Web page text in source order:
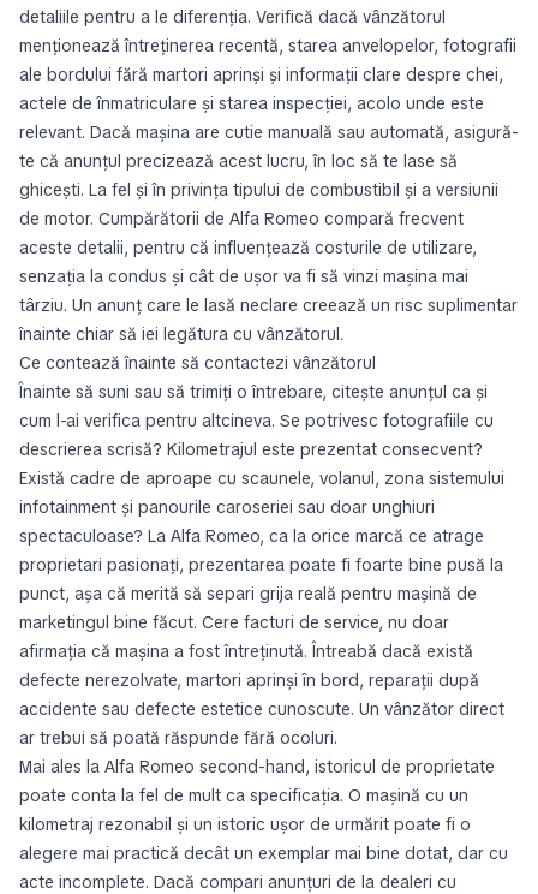
detaliile pentru a le diferenția. Verifică dacă vânzătorul
menționează întreținerea recentă, starea anvelopelor, fotografii
ale bordului fără martori aprinși și informații clare despre chei,
actele de înmatriculare și starea inspecției, acolo unde este
relevant. Dacă mașina are cutie manuală sau automată, asigură-
te că anunțul precizează acest lucru, în loc să te lase să
ghicești. La fel și în privința tipului de combustibil și a versiunii
de motor. Cumpărătorii de Alfa Romeo compară frecvent
aceste detalii, pentru că influențează costurile de utilizare,
senzația la condus și cât de ușor va fi să vinzi mașina mai
târziu. Un anunț care le lasă neclare creează un risc suplimentar
înainte chiar să iei legătura cu vânzătorul.
Ce contează înainte să contactezi vânzătorul
Înainte să suni sau să trimiți o întrebare, citește anunțul ca și
cum l-ai verifica pentru altcineva. Se potrivesc fotografiile cu
descrierea scrisă? Kilometrajul este prezentat consecvent?
Există cadre de aproape cu scaunele, volanul, zona sistemului
infotainment și panourile caroseriei sau doar unghiuri
spectaculoase? La Alfa Romeo, ca la orice marcă ce atrage
proprietari pasionați, prezentarea poate fi foarte bine pusă la
punct, așa că merită să separi grija reală pentru mașină de
marketingul bine făcut. Cere facturi de service, nu doar
afirmația că mașina a fost întreținută. Întreabă dacă există
defecte nerezolvate, martori aprinși în bord, reparații după
accidente sau defecte estetice cunoscute. Un vânzător direct
ar trebui să poată răspunde fără ocoluri.
Mai ales la Alfa Romeo second-hand, istoricul de proprietate
poate conta la fel de mult ca specificația. O mașină cu un
kilometraj rezonabil și un istoric ușor de urmărit poate fi o
alegere mai practică decât un exemplar mai bine dotat, dar cu
acte incomplete. Dacă compari anunțuri de la dealeri cu